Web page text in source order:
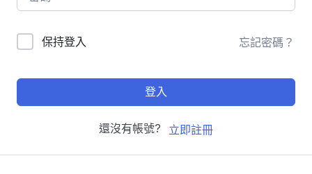
保持登入 忘記密碼？
登入
還沒有帳號? 立即註冊